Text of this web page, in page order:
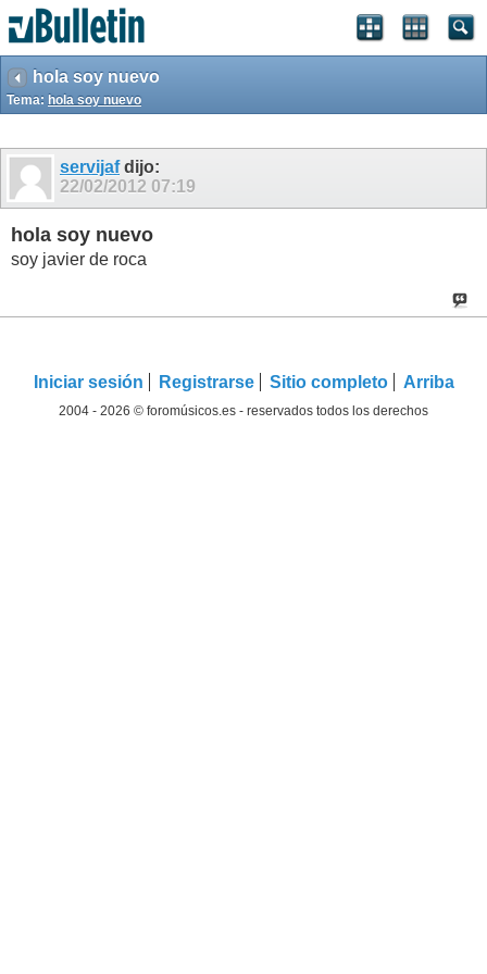
hola soy nuevo
Tema: hola soy nuevo
servijafdijo:
22/02/2012 07:19
hola soy nuevo
soy javier de roca
Iniciar sesión Registrarse Sitio completo Arriba
2004 - 2026 © foromúsicos.es - reservados todos los derechos